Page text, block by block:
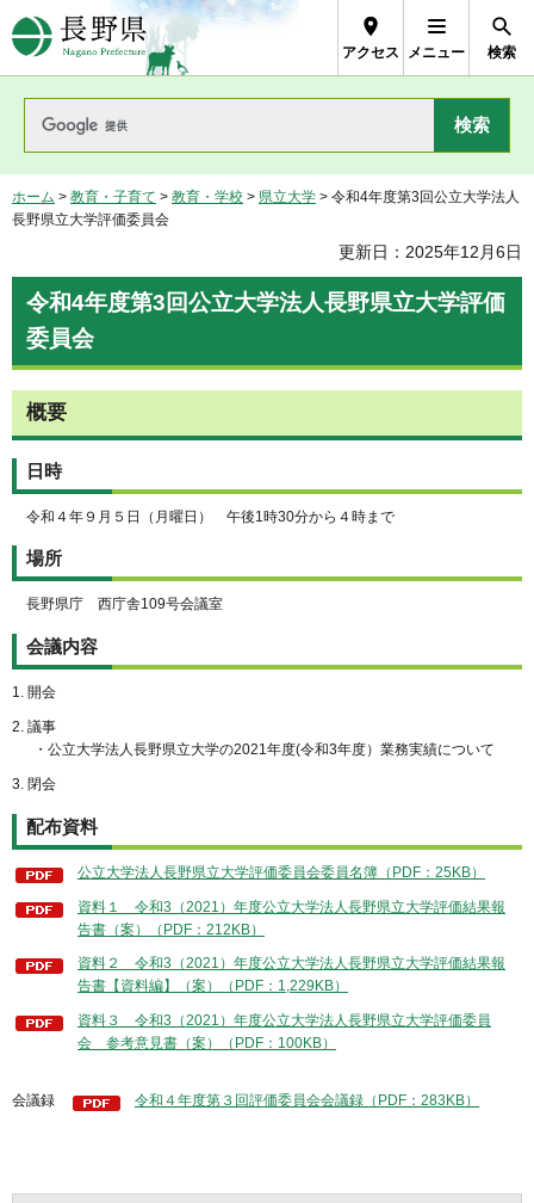
長野県Nagano Prefecture
アクセス メニュー 検索
ホーム > 教育・子育て > 教育・学校 > 県立大学 > 令和4年度第3回公立大学法人
長野県立大学評価委員会
更新日：2025年12月6日
令和4年度第3回公立大学法人長野県立大学評価
委員会
概要
日時
令和４年９月５日（月曜日） 午後1時30分から４時まで
場所
長野県庁 西庁舎109号会議室
会議内容
1. 開会
2. 議事
・公立大学法人長野県立大学の2021年度(令和3年度）業務実績について
3. 閉会
配布資料
公立大学法人長野県立大学評価委員会委員名簿（PDF：25KB）
資料１ 令和3（2021）年度公立大学法人長野県立大学評価結果報
告書（案）（PDF：212KB）
資料２ 令和3（2021）年度公立大学法人長野県立大学評価結果報
告書【資料編】（案）（PDF：1,229KB）
資料３ 令和3（2021）年度公立大学法人長野県立大学評価委員
会 参考意見書（案）（PDF：100KB）
会議録 令和４年度第３回評価委員会会議録（PDF：283KB）